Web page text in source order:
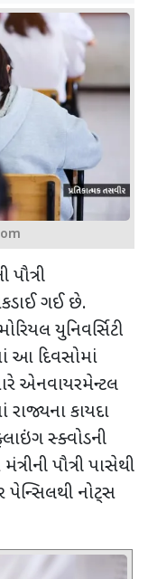
પૌત્રી
ગઈ છે.
યુનિવર્સિટી
આ દિવસોમાં
એનવાયરમેન્ટલ
રાજ્યના કાયદા
સ્ક્વોડની
મંત્રીની પૌત્રી પાસેથી
નોટ્સ